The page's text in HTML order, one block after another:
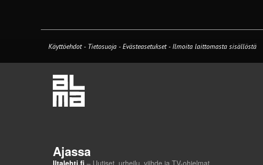
Käyttöehdot - Tietosuoja -Evästeasetukset- Ilmoita laittomasta sisällöstä